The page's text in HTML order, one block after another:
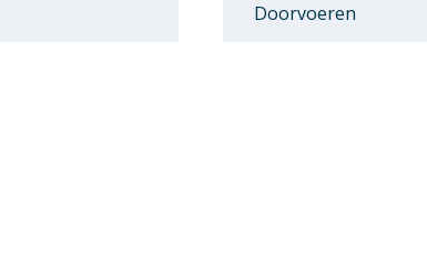
Doorvoeren